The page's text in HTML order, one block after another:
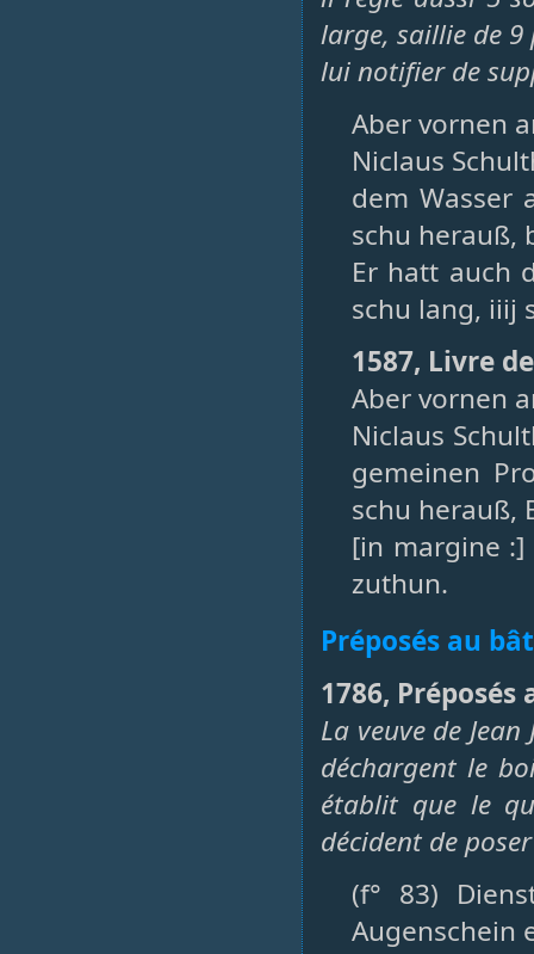
large, saillie de
lui notifier de
Aber vornen
Niclaus
dem Wasser
schu herauß,
Er hatt auch
schu lang, iiij
1587, Livre
Aber vornen
Niclaus
gemeinen
schu herauß,
[in margine
zuthun.
Préposés au
1786,
La veuve de
déchargent le
établit que le
décident de
(f° 83)
Augenschein